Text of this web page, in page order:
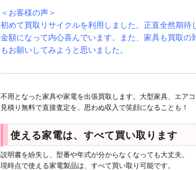
＜お客様の声＞
初めて買取リサイクルを利用しました。正直全然期待
金額になって内心喜んでいます。また、家具も買取
もお願いしてみようと思いました。
不用となった家具や家電を出張買取します。大型家具、エア
見積り無料で直接査定を。思わぬ収入で笑顔になることも！
使える家電は、すべて買い取ります
説明書を紛失し、型番や年式が分からなくなっても大丈夫。
現時点で使える家電製品は、すべて買い取り可能です。